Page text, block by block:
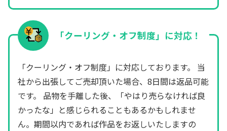
「クーリング・オフ制度」に対応！
「クーリング・オフ制度」に対応しております。 当
社から出張してご売却頂いた場合、8日間は返品可能
です。 品物を手離した後、「やはり売らなければ良
かったな」と感じられることもあるかもしれませ
ん。期間以内であれば作品をお返しいたしますの